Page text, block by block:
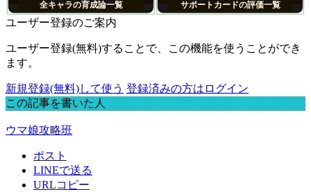
全キャラの育成論一覧 サポートカードの評価一覧
ユーザー登録のご案内
ユーザー登録(無料)することで、この機能を使うことができ
ます。
新規登録(無料)して使う 登録済みの方はログイン
この記事を書いた人
ウマ娘攻略班
ポスト
LINEで送る
URLコピー